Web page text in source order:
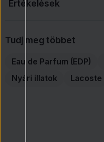
Értékelések
Tudj meg többet
Eau de Parfum (EDP)
Nyári illatok
Lacoste